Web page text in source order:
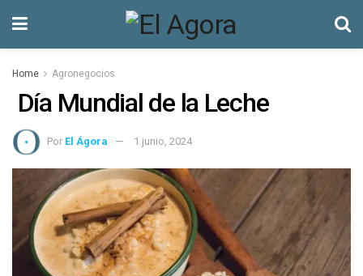
Home Agronegocios
Día Mundial de la Leche
Por El Ágora 1 junio, 2024